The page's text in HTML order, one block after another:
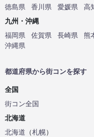
徳島県
香川県 愛媛県
高
九州・沖縄
福岡県
佐賀県 長崎県 熊
沖縄県
都道府県から街コンを探す
全国
街コン全国
北海道
北海道 （札幌）